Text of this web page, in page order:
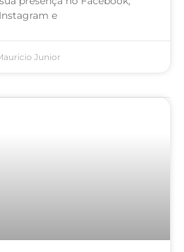
Instagram e
Junior